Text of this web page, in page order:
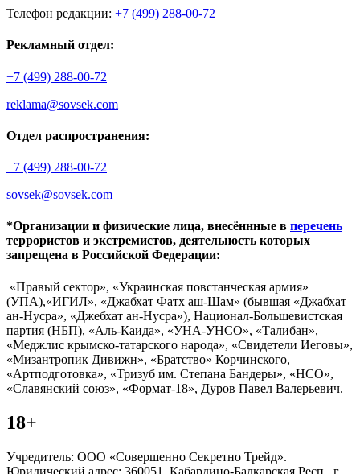
Телефон редакции: +7 (499) 288-00-72
Рекламный отдел:
+7 (499) 288-00-72
reklama@sovsek.com
Отдел распространения:
+7 (499) 288-00-72
sovsek@sovsek.com
*Организации и физические лица, внесённные в перечень
террористов и экстремистов, деятельность которых
запрещена в Российской Федерации:
«Правый сектор», «Украинская повстанческая армия»
(УПА),«ИГИЛ», «Джабхат Фатх аш-Шам» (бывшая «Джабхат
ан-Нусра», «Джебхат ан-Нусра»), Национал-Большевистская
партия (НБП), «Аль-Каида», «УНА-УНСО», «Талибан»,
«Меджлис крымско-татарского народа», «Свидетели Иеговы»,
«Мизантропик Дивижн», «Братство» Корчинского,
«Артподготовка», «Тризуб им. Степана Бандеры», «НСО»,
«Славянский союз», «Формат-18», Дуров Павел Валерьевич.
18+
Учредитель: ООО «Совершенно Секретно Трейд».
Юридический адрес: 360051, Кабардино-Балкарская Респ., г.